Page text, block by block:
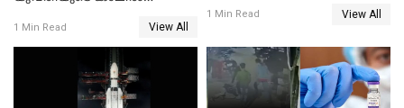
ശേഷം യഥാസ്ഥാനത്ത്
തുന്നിച്ചേർത്തു ചൈനീസ്
1 Min Read View All
1 Min Read View All